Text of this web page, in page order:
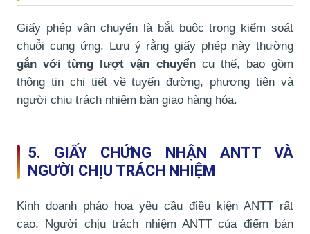
Giấy phép vận chuyển là bắt buộc trong kiểm soát
chuỗi cung ứng. Lưu ý rằng giấy phép này thường
gắn với từng lượt vận chuyểncụ thể, bao gồm
thông tin chi tiết về tuyến đường, phương tiện và
người chịu trách nhiệm bàn giao hàng hóa.
5. GIẤY CHỨNG NHẬN ANTT VÀ
NGƯỜI CHỊU TRÁCH NHIỆM
Kinh doanh pháo hoa yêu cầu điều kiện ANTT rất
cao. Người chịu trách nhiệm ANTT của điểm bán